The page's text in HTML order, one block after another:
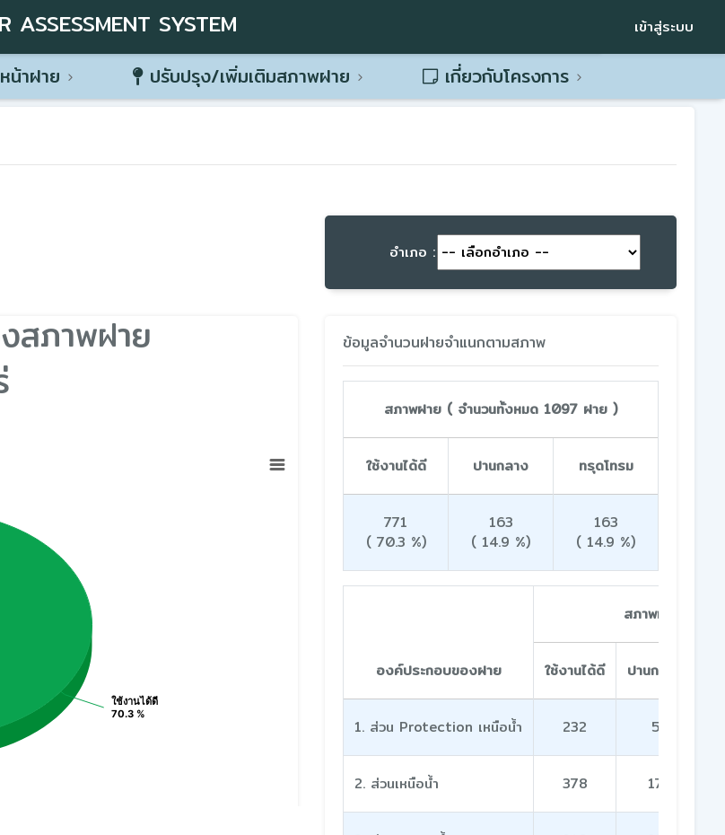
ASSESSMENT SYSTEM เข้าสู่ระบบ
น้าฝาย ปรับปรุง/เพิ่มเติมสภาพฝาย
เกี่ยวกับโครงการ
อำเภอ :
สภาพฝาย
ใช้งานได้ดี
70.3 %
ใช้งานได้ดี
70.3 %
ข้อมูลจำนวนฝายจำแนกตามสภาพ
สภาพฝาย ( จำนวนทั้งหมด 1097 ฝาย )
ใช้งานได้ดี ปานกลาง ทรุดโทรม
771
( 70.3 %)
163
( 14.9 %)
163
( 14.9 %)
องค์ประกอบของฝาย
สภาพฝาย
ใช้งานได้ดี ปานกลาง
1. ส่วน Protection เหนือน้ำ 232 5
2. ส่วนเหนือน้ำ 378 17